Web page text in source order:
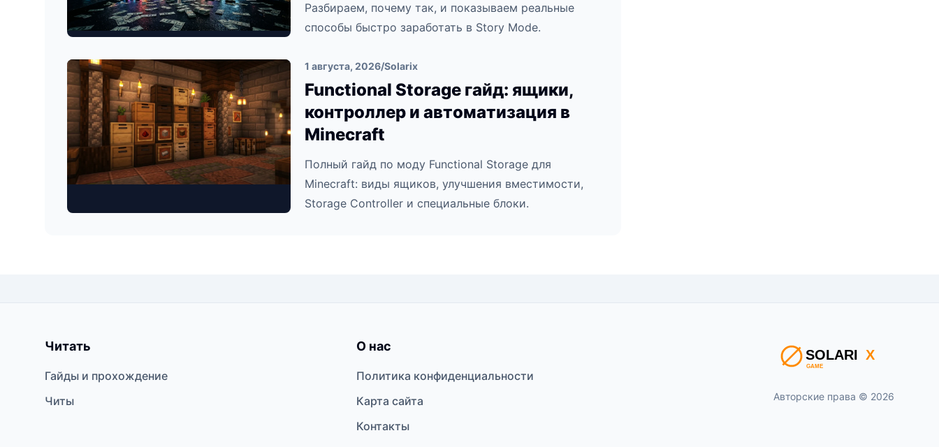
Разбираем, почему так, и показываем реальные
способы быстро заработать в Story Mode.
1 августа, 2026/Solarix
Functional Storage гайд: ящики,
контроллер и автоматизация в
Minecraft
Полный гайд по моду Functional Storage для
Minecraft: виды ящиков, улучшения вместимости,
Storage Controller и специальные блоки.
Читать
Гайды и прохождение
Читы
О нас
Политика конфиденциальности
Карта сайта
Контакты
Авторские права © 2026